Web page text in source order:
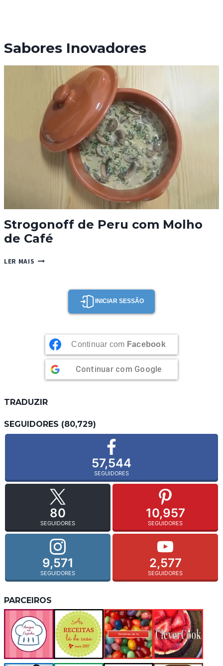
Sabores Inovadores
Strogonoff de Peru com Molho
de Café
LER MAIS STROGONOFF
INICIAR SESSÃO
Continuar com Facebook
Continuar com Google
TRADUZIR
SEGUIDORES (80,729)
57,544
SEGUIDORES
80
SEGUIDORES
10,957
SEGUIDORES
9,571
SEGUIDORES
2,577
SEGUIDORES
PARCEIROS